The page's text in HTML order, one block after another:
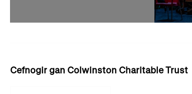
Cefnogir gan Colwinston Charitable Trust